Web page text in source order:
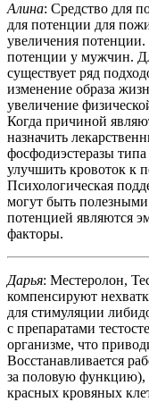
Алина: Средство для
для потенции для
увеличения
потенции у мужчин.
существует ряд
изменение образа
увеличение
Когда причиной
назначить
фосфодиэстеразы
улучшить кровоток к
Психологическая
могут быть
потенцией являются
факторы.
Дарья: Местеролон,
компенсируют
для стимуляции
с препаратами
организме, что
Восстанавливается
за половую функцию),
красных кровяных